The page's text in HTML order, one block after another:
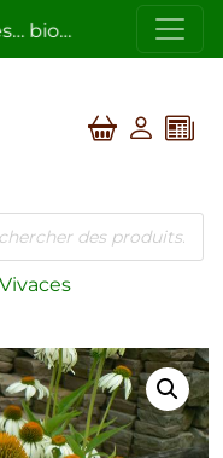
respectueux de
Vivaces